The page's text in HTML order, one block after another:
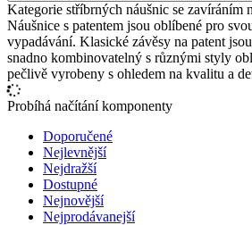
Kategorie stříbrných náušnic se zavíráním
Náušnice s patentem jsou oblíbené pro
vypadávání. Klasické závěsy na patent
snadno kombinovatelný s různými styly
pečlivě vyrobeny s ohledem na kvalitu a
Probíhá načítání komponenty
Doporučené
Nejlevnější
Nejdražší
Dostupné
Nejnovější
Nejprodávanejší